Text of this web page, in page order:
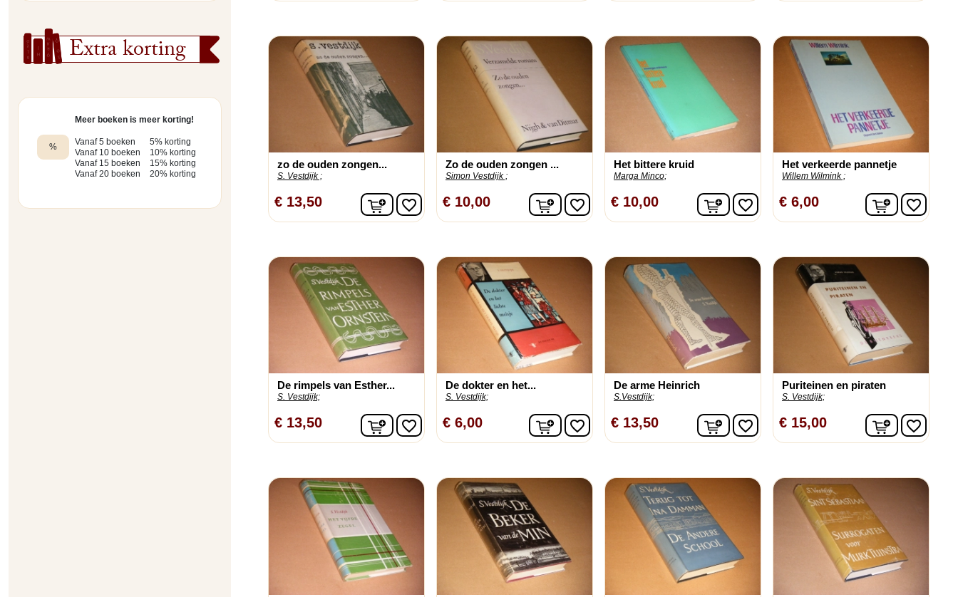
Extra korting
%
Meer boeken is meer korting!
Vanaf 5 boeken
Vanaf 10 boeken
Vanaf 15 boeken
Vanaf 20 boeken
5% korting
10% korting
15% korting
20% korting
zo de ouden zongen...
S. Vestdijk ;
€ 13,50 In winkelwagen
favorite_border
Zo de ouden zongen ...
Simon Vestdijk ;
€ 10,00 In winkelwagen
favorite_border
Het bittere kruid
Marga Minco;
€ 10,00 In winkelwagen
favorite_border
Het verkeerde pannetje
Willem Wilmink ;
€ 6,00 Infavorite_border
De rimpels van Esther...
S. Vestdijk;
€ 13,50 In winkelwagen
favorite_border
De dokter en het...
S. Vestdijk;
€ 6,00 In winkelwagen
favorite_border
De arme Heinrich
S.Vestdijk;
€ 13,50 In winkelwagen
favorite_border
Puriteinen en piraten
S. Vestdijk;
€ 15,00 Infavorite_border